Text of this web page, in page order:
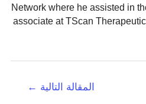
Network where he assisted in
associate at TScan
المقالة التالية ←